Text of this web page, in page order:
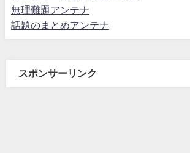
無理難題アンテナ
話題のまとめアンテナ
スポンサーリンク